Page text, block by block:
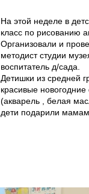
На этой неделе в
класс по рисованию
Организовали и
методист студии
воспитатель д/сада.
Детишки из средней
красивые
(акварель , белая
дети подарили